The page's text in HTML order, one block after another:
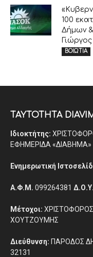
100
Δήμων
ΒΟΙΩΤΙΑ
ΤΑΥΤΟΤΗΤΑ
Ιδιοκτήτης:
ΕΦΗΜΕΡΙΔΑ «ΔΙΑΒΗΜΑ»
Ενημερωτική
Α.Φ.Μ. 099264381 Δ.Ο.Υ.
Μέτοχοι:
ΧΟΥΤΖΟΥΜΗΣ
Διεύθυνση: ΠΑΡΟΔΟΣ
32131